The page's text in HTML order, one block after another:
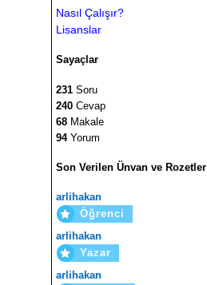
Nasıl Çalışır?
Lisanslar
Sayaçlar
231 Soru
240 Cevap
68 Makale
94Yorum
Son Verilen Ünvan ve Rozetler
arlihakan
Öğrenci
arlihakan
Yazar
arlihakan